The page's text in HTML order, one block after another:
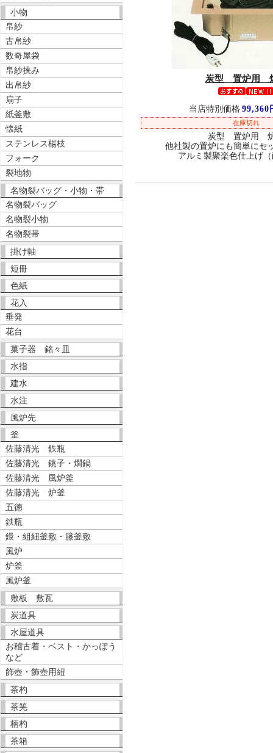
小物
帛紗
古帛紗
数奇屋袋
帛紗挟み
出帛紗
扇子
紙釜敷
懐紙
ステンレス楊枝
フォーク
裂地物
名物裂バッグ・小物・帯
名物裂バッグ
名物裂小物
名物裂帯
掛け軸
短冊
色紙
花入
垂発
花台
菓子器 銘々皿
水指
建水
水注
風炉先
釜
佐藤清光 鉄瓶
佐藤清光 銚子・燗鍋
佐藤清光 風炉釜
佐藤清光 炉釜
五徳
鉄瓶
鐶・組紐釜敷・籐釜敷
風炉
炉釜
風炉釜
敷板 敷瓦
炭道具
水屋道具
お稽古着・ベスト・かっぽう
など
飾壺・飾壺用紐
茶杓
茶筅
柄杓
茶箱
炭型 置炉用
当店特別価格 99,360
在庫切れ
炭型 置炉用
他社製の置炉にも簡単にセ
アルミ製聚楽色仕上げ